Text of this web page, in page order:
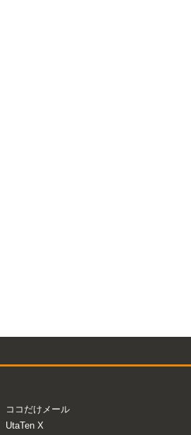
ココだけメール
UtaTen X